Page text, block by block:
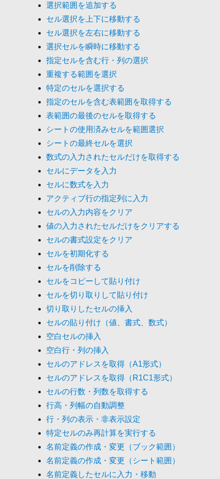
選択範囲を追加する
セル選択を上下に移動する
セル選択を左右に移動する
選択セルを瞬時に移動する
指定セルを含む行・列の選択
重複する範囲を選択
特定のセルを選択する
指定のセルを含む表範囲を取得する
表範囲の最後のセルを取得する
シートの使用済みセルを範囲選択
シートの最終セルを選択
数式の入力されたセルだけを取得する
セルにデータを入力
セルに数式を入力
アクティブ行の指定列に入力
セルの入力内容をクリア
値の入力されたセルだけをクリアする
セルの書式設定をクリア
セルを初期化する
セルを削除する
セルをコピーして貼り付け
セルを切り取りして貼り付け
切り取りしたセルの挿入
セルの貼り付け（値、書式、数式）
空白セルの挿入
空白行・列の挿入
セルのアドレスを取得（A1形式）
セルのアドレスを取得（R1C1形式）
セルの行数・列数を取得する
行高・列幅の自動調整
行・列の表示・非表示設定
特定セルのみ再計算を実行する
名前定義の作成・変更（ブック範囲）
名前定義の作成・変更（シート範囲）
名前定義したセルに入力・移動